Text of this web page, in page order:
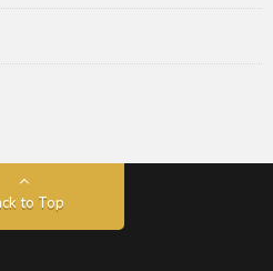
to Top